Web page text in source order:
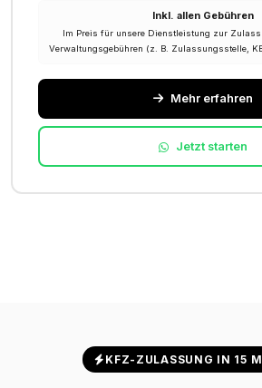
Inkl. allen Gebühren
Im Preis für unsere Dienstleistung zur
Verwaltungsgebühren (z. B. Zulassungsstelle,
Mehr erfahren
Jetzt starten
KFZ-ZULASSUNG IN 15